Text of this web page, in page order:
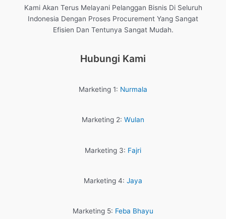
Kami Akan Terus Melayani Pelanggan Bisnis Di Seluruh
Indonesia Dengan Proses Procurement Yang Sangat
Efisien Dan Tentunya Sangat Mudah.
Hubungi Kami
Marketing 1: Nurmala
Marketing 2: Wulan
Marketing 3: Fajri
Marketing 4: Jaya
Marketing 5: Feba Bhayu